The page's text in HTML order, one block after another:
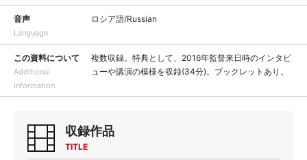
音声
Language
ロシア語/Russian
この資料について
Additional
Information
複数収録。特典として、2016年監督来日時のインタビ
ューや講演の模様を収録(34分)。ブックレットあり。
収録作品
TITLE